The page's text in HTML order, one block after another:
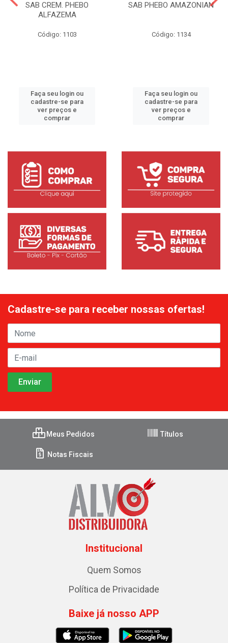
SAB CREM. PHEBO
ALFAZEMA
Código: 1103
Faça seu login ou
cadastre-se para
ver preços e
comprar
SAB PHEBO AMAZONIAN
Código: 1134
Faça seu login ou
cadastre-se para
ver preços e
comprar
Cadastre-se para receber nossas ofertas!
Meus Pedidos Títulos
Notas Fiscais
Institucional
Quem Somos
Política de Privacidade
Baixe já nosso APP